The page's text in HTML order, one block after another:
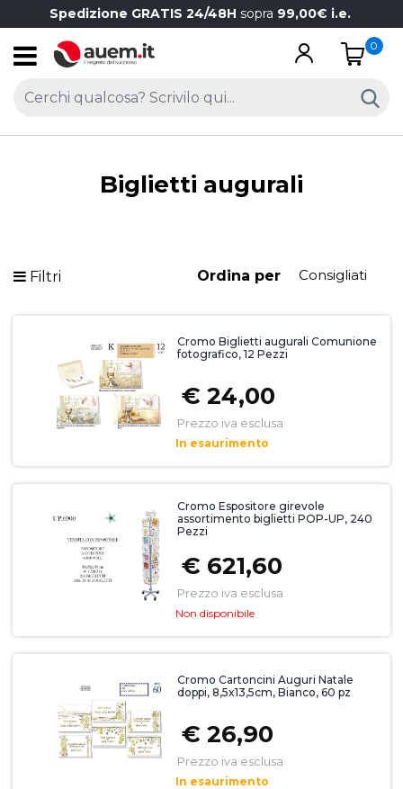
Spedizione GRATIS 24/48H sopra 99,00€ i.e.
Open
0
Biglietti augurali
Filtri Ordina per
Cromo Biglietti augurali Comunione
fotografico, 12 Pezzi
€ 24,00
Prezzo iva esclusa
In esaurimento
Cromo Espositore girevole
assortimento biglietti POP-UP, 240
Pezzi
€ 621,60
Prezzo iva esclusa
Non disponibile
Cromo Cartoncini Auguri Natale
doppi, 8,5x13,5cm, Bianco, 60 pz
€ 26,90
Prezzo iva esclusa
In esaurimento